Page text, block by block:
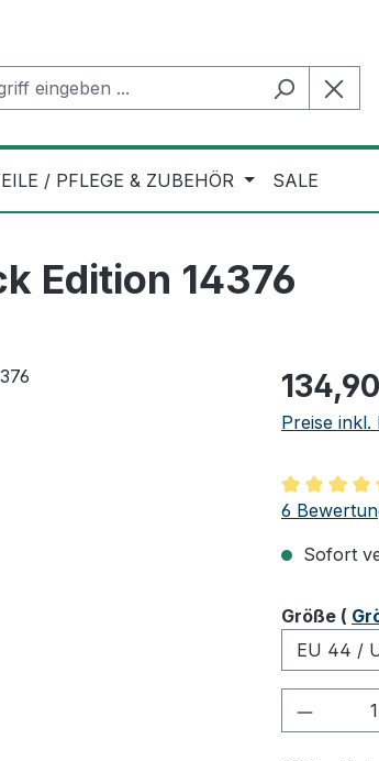
/ PFLEGE & ZUBEHÖR SALE
Edition 14376
Regulärer
Preise inkl.
6
Sofort
Größe (